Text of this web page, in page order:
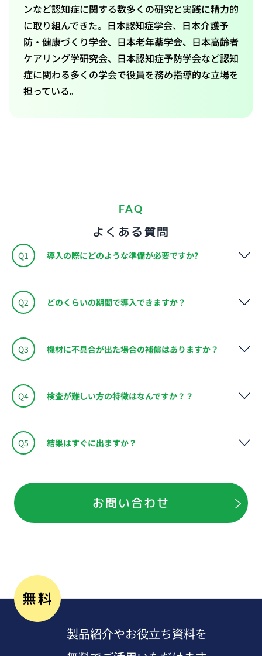
ンなど認知症に関する数多くの研究と実践に精力的
に取り組んできた。日本認知症学会、日本介護予
防・健康づくり学会、日本老年薬学会、日本高齢者
ケアリング学研究会、日本認知症予防学会など認知
症に関わる多くの学会で役員を務め指導的な立場を
担っている。
FAQ
よくある質問
Q1 導入の際にどのような準備が必要ですか?
Q2 どのくらいの期間で導入できますか？
Q3 機材に不具合が出た場合の補償はありますか？
Q4 検査が難しい方の特徴はなんですか？？
Q5 結果はすぐに出ますか？
お問い合わせ
無料
製品紹介やお役立ち資料を